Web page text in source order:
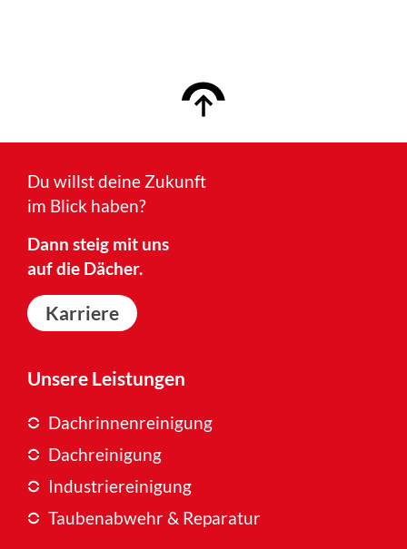
Du willst deine Zukunft
im Blick haben?
Dann steig mit uns
auf die Dächer.
Karriere
Unsere Leistungen
Dachrinnenreinigung
Dachreinigung
Industriereinigung
Taubenabwehr & Reparatur